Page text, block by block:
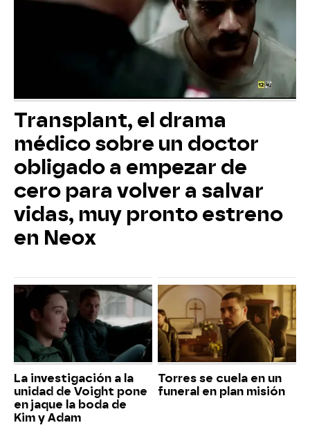
Transplant, el drama
médico sobre un doctor
obligado a empezar de
cero para volver a salvar
vidas, muy pronto estreno
en Neox
La investigación a la
unidad de Voight pone
en jaque la boda de
Kim y Adam
Torres se cuela en un
funeral en plan misión